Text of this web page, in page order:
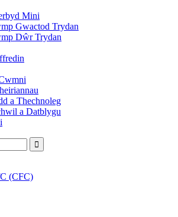
Mini
Gwactod Trydan
Dŵr Trydan
a Thechnoleg
a Datblygu
(CFC)